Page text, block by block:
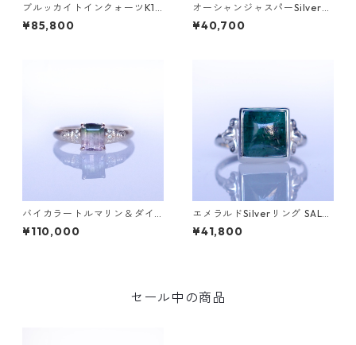
ブルッカイトインクォーツK10
リング MALWA (マルワ)[M24
4]
¥85,800
オーシャンジャスパーSilverリ
ング EPA(エパ）[E001]
¥40,700
バイカラートルマリン＆ダイ
ヤK10リング FATA(ファタ）[F
016]
¥110,000
エメラルドSilverリング SALG
A(サルガ）[S005]
¥41,800
セール中の商品